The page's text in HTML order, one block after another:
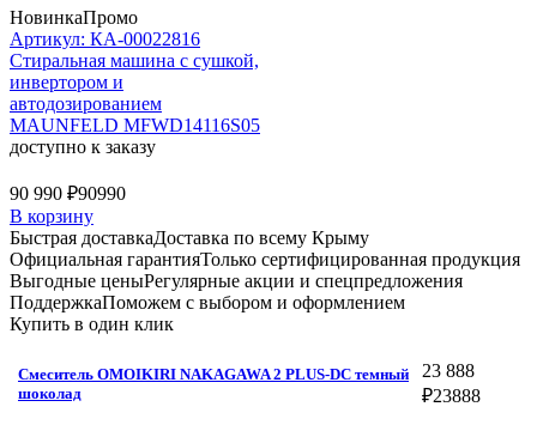
НовинкаПромо
Артикул: КА-00022816
Стиральная машина c сушкой,
инвертором и
автодозированием
MAUNFELD MFWD14116S05
доступно к заказу
90 990 ₽90990
В корзину
Быстрая доставкаДоставка по всему Крыму
Официальная гарантияТолько сертифицированная продукция
Выгодные ценыРегулярные акции и спецпредложения
ПоддержкаПоможем с выбором и оформлением
Купить в один клик
Смеситель OMOIKIRI NAKAGAWA 2 PLUS-DC темный
шоколад
23 888
₽23888